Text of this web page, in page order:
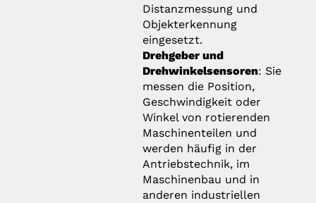
Distanzmessung und
Objekterkennung
eingesetzt.
Drehgeber und
Drehwinkelsensoren: Sie
messen die Position,
Geschwindigkeit oder
Winkel von rotierenden
Maschinenteilen und
werden häufig in der
Antriebstechnik, im
Maschinenbau und in
anderen industriellen